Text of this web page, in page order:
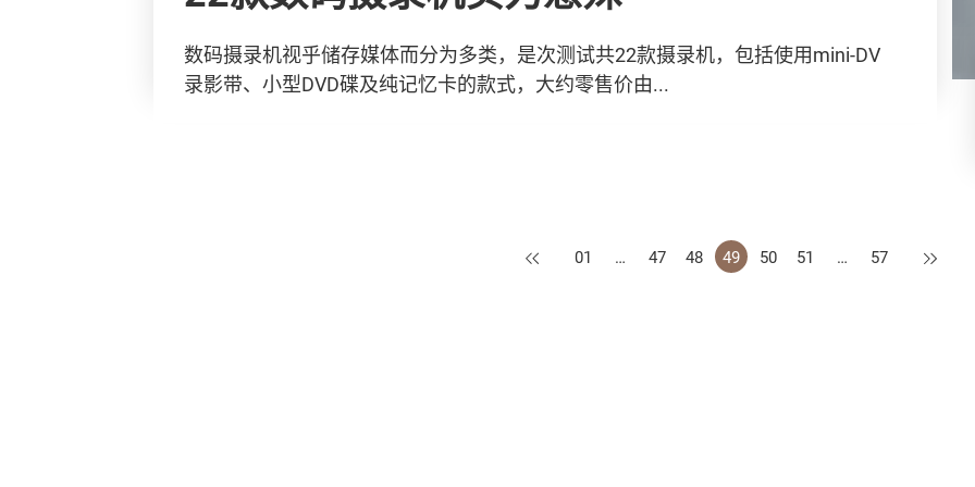
数码摄录机视乎储存媒体而分为多类，是次测试共22款摄录机，包括使用mini-DV
录影带、小型DVD碟及纯记忆卡的款式，大约零售价由...
上一页
01 … 47 48 49 50 51 … 57 下一页